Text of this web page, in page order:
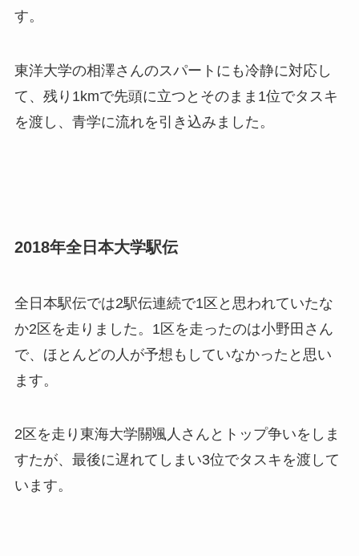
す。
東洋大学の相澤さんのスパートにも冷静に対応し
て、残り1kmで先頭に立つとそのまま1位でタスキ
を渡し、青学に流れを引き込みました。
2018年全日本大学駅伝
全日本駅伝では2駅伝連続で1区と思われていたな
か2区を走りました。1区を走ったのは小野田さん
で、ほとんどの人が予想もしていなかったと思い
ます。
2区を走り東海大学關颯人さんとトップ争いをしま
すたが、最後に遅れてしまい3位でタスキを渡して
います。